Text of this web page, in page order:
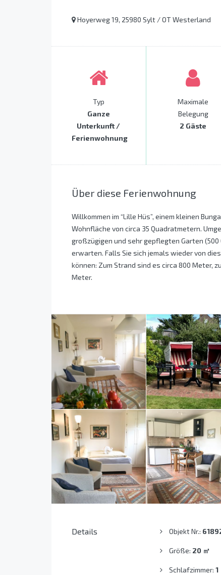
Hoyerweg 19, 25980 Sylt / OT Westerland
Typ
Ganze
Unterkunft /
Ferienwohnung
Maximale
Belegung
2 Gäste
Über diese Ferienwohnung
Willkommen im “Lille Hüs”, einem kleinen
Wohnfläche von circa 35 Quadratmetern.
großzügigen und sehr gepflegten Garten
erwarten. Falls Sie sich jemals wieder von
können: Zum Strand sind es circa 800 Meter,
Meter.
Details Objekt Nr.:
Größe: 20 ㎡
Schlafzimmer: 1